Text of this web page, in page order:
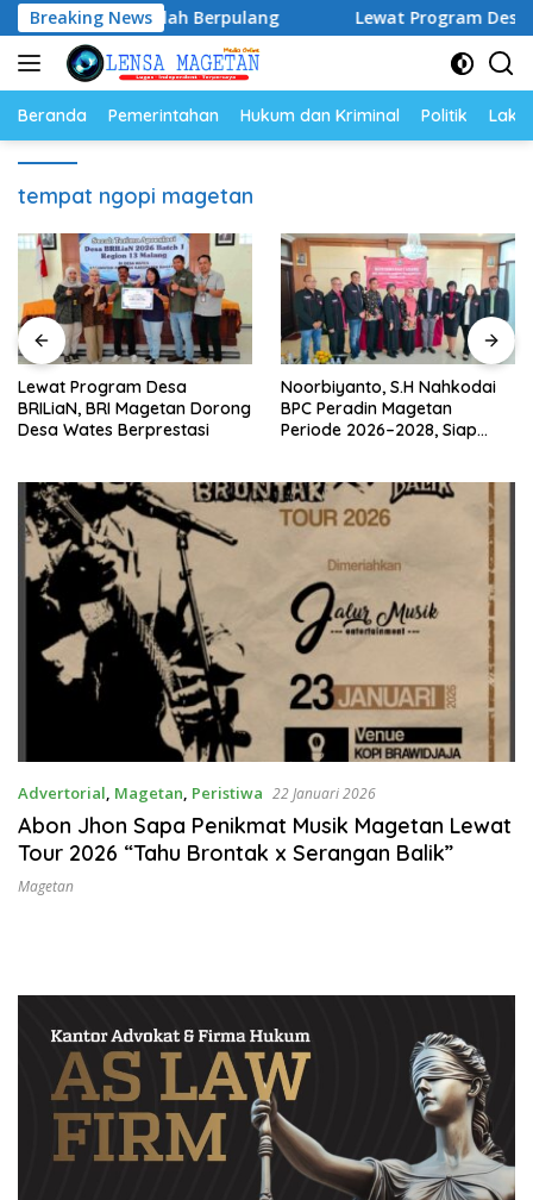
Langsung
ke
konten
Breaking News
Telah Berpulang Lewat Program Desa
Beranda Pemerintahan Hukum dan Kriminal Politik
tempat ngopi magetan
Lewat Program Desa
BRILiaN, BRI Magetan Dorong
Desa Wates Berprestasi
Noorbiyanto, S.H Nahkodai
BPC Peradin Magetan
Periode 2026–2028, Siap
Advertorial, Magetan, Peristiwa 22 Januari 2026
Abon Jhon Sapa Penikmat Musik Magetan Lewat
Tour 2026 “Tahu Brontak x Serangan Balik”
Magetan